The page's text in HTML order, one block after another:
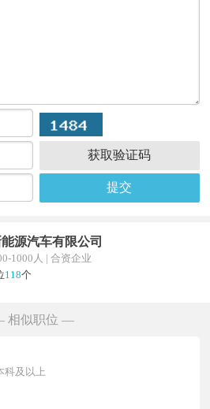
获取验证码
提交
源汽车有限公司
1000人 | 合资企业
118个
相似职位 —
科及以上